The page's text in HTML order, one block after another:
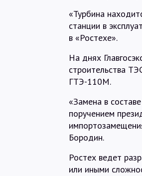
«Турбина
станции в
в «Ростехе».
На днях
строительства
ГТЭ-110М.
«Замена в
поручением
Бородин.
Ростех ведет
или иными